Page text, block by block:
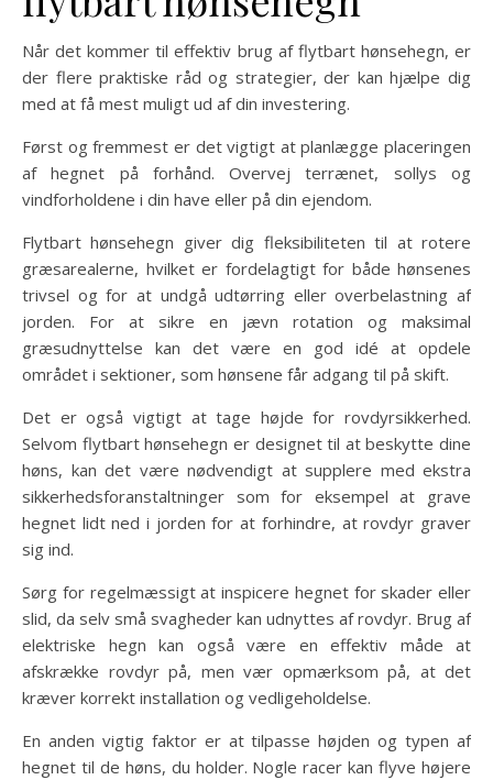
Når det kommer til effektiv brug af flytbart hønsehegn, er
der flere praktiske råd og strategier, der kan hjælpe dig
med at få mest muligt ud af din investering.
Først og fremmest er det vigtigt at planlægge placeringen
af hegnet på forhånd. Overvej terrænet, sollys og
vindforholdene i din have eller på din ejendom.
Flytbart hønsehegn giver dig fleksibiliteten til at rotere
græsarealerne, hvilket er fordelagtigt for både hønsenes
trivsel og for at undgå udtørring eller overbelastning af
jorden. For at sikre en jævn rotation og maksimal
græsudnyttelse kan det være en god idé at opdele
området i sektioner, som hønsene får adgang til på skift.
Det er også vigtigt at tage højde for rovdyrsikkerhed.
Selvom flytbart hønsehegn er designet til at beskytte dine
høns, kan det være nødvendigt at supplere med ekstra
sikkerhedsforanstaltninger som for eksempel at grave
hegnet lidt ned i jorden for at forhindre, at rovdyr graver
sig ind.
Sørg for regelmæssigt at inspicere hegnet for skader eller
slid, da selv små svagheder kan udnyttes af rovdyr. Brug af
elektriske hegn kan også være en effektiv måde at
afskrække rovdyr på, men vær opmærksom på, at det
kræver korrekt installation og vedligeholdelse.
En anden vigtig faktor er at tilpasse højden og typen af
hegnet til de høns, du holder. Nogle racer kan flyve højere